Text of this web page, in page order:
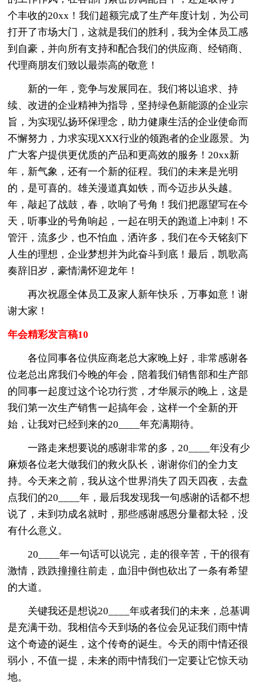
个丰收的20xx！我们超额完成了生产年度计划，为公司
打开了市场大门，这就是我们的胜利，我为全体员工感
到自豪，并向所有支持和配合我们的供应商、经销商、
代理商朋友们致以最崇高的敬意！
新的一年，竞争与发展同在。我们将以追求、持
续、改进的企业精神为指导，坚持绿色新能源的企业宗
旨，为实现弘扬环保理念，助力健康生活的企业使命而
不懈努力，力求实现XXX行业的领跑者的企业愿景。为
广大客户提供更优质的产品和更高效的服务！20xx新
年，新气象，还有一个新的征程。我们的未来是光明
的，是可喜的。雄关漫道真如铁，而今迈步从头越。
年，敲起了战鼓，春，吹响了号角！我们把愿望写在今
天，听事业的号角响起，一起在明天的跑道上冲刺！不
管汗，流多少，也不怕血，洒许多，我们在今天铭刻下
人生的理想，企业梦想并为此奋斗到底！最后，凯歌高
奏辞旧岁，豪情满怀迎龙年！
再次祝愿全体员工及家人新年快乐，万事如意！谢
谢大家！
年会精彩发言稿10
各位同事各位供应商老总大家晚上好，非常感谢各
位老总出席我们今晚的年会，陪着我们销售部和生产部
的同事一起度过这个论功行赏，才华展示的晚上，这是
我们第一次生产销售一起搞年会，这样一个全新的开
始，让我对已经到来的20____年充满期待。
一路走来想要说的感谢非常的多，20____年没有少
麻烦各位老大做我们的救火队长，谢谢你们的全力支
持。今天来之前，我从这个世界消失了四天四夜，去盘
点我们的20____年，最后我发现我一句感谢的话都不想
说了，未到功成名就时，那些感谢感恩分量都太轻，没
有什么意义。
20____年一句话可以说完，走的很辛苦，干的很有
激情，跌跌撞撞往前走，血泪中倒也砍出了一条有希望
的大道。
关键我还是想说20____年或者我们的未来，总基调
是充满干劲。我相信今天到场的各位会见证我们雨中情
这个奇迹的诞生，这个传奇的诞生。今天的雨中情还很
弱小，不值一提，未来的雨中情我们一定要让它惊天动
地。